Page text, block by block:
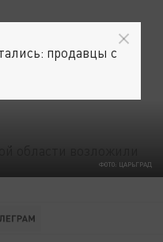
ФОТО: ЦАРЬГРАД
продавцы с